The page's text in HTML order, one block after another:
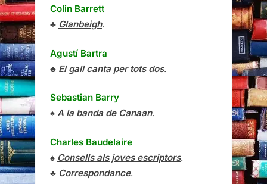
Colin Barrett
♣ Glanbeigh.
Agustí Bartra
♣ El gall canta per tots dos.
Sebastian Barry
♠ A la banda de Canaan.
Charles Baudelaire
♠ Consells als joves escriptors.
♣ Correspondance.